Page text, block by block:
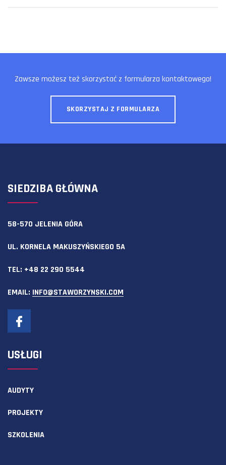
Zawsze możesz też skorzystać z formularza kontaktowego!
SKORZYSTAJ Z FORMULARZA
SIEDZIBA GŁÓWNA
58-570 JELENIA GÓRA
UL. KORNELA MAKUSZYŃSKIEGO 5A
TEL: +48 22 290 5544
EMAIL: INFO@STAWORZYNSKI.COM
USŁUGI
AUDYTY
PROJEKTY
SZKOLENIA